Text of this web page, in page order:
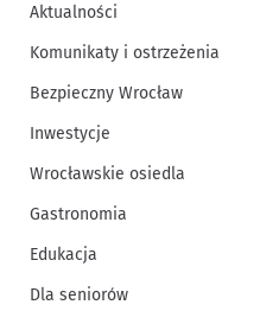
Aktualności
Komunikaty i ostrzeżenia
Bezpieczny Wrocław
Inwestycje
Wrocławskie osiedla
Gastronomia
Edukacja
Dla seniorów